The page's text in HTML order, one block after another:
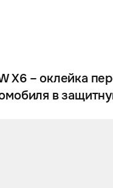
X6 – оклейка
в